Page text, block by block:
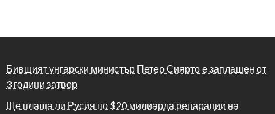
Бившият унгарски министър Петер Сиярто е заплашен от
3 години затвор
Ще плаща ли Русия по $20 милиарда репарации на